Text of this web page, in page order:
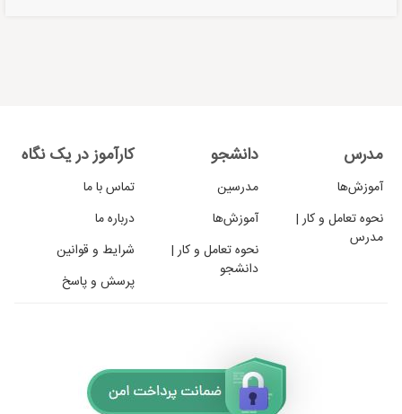
مدرس
آموزش‌ها
نحوه تعامل و کار |
مدرس
دانشجو
مدرسین
آموزش‌ها
نحوه تعامل و کار |
دانشجو
کارآموز در یک نگاه
تماس با ما
درباره ما
شرایط و قوانین
پرسش و پاسخ